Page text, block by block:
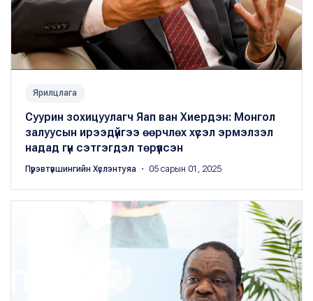
Ярилцлага
Суурин зохицуулагч Яап ван Хиердэн: Монгол
залуусын ирээдүйгээ өөрчлөх хүсэл эрмэлзэл
надад гүн сэтгэгдэл төрүүлсэн
Пүрэвтүвшингийн Хүслэнтуяа ・ 05 сарын 01, 2025